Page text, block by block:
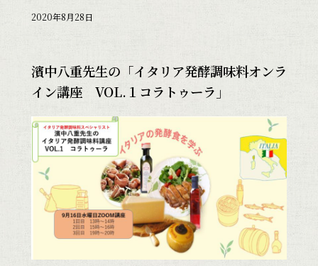
2020年8月28日
濱中八重先生の「イタリア発酵調味料オンラ
イン講座 VOL.１コラトゥーラ」